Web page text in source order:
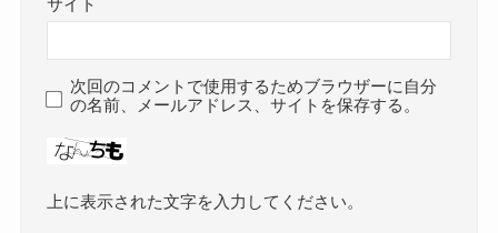
サイト
次回のコメントで使用するためブラウザーに自分
の名前、メールアドレス、サイトを保存する。
上に表示された文字を入力してください。